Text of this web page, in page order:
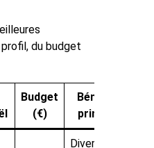
du budget
Budget
(€)
Bénéfice
principal
Diversité